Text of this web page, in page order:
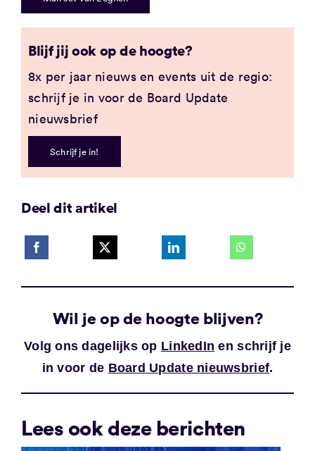
Blijf jij ook op de hoogte?
8x per jaar nieuws en events uit de regio:
schrijf je in voor de Board Update
nieuwsbrief
Schrijf je in!
Deel dit artikel
Wil je op de hoogte blijven?
Volg ons dagelijks op LinkedIn en schrijf je
in voor de Board Update nieuwsbrief.
Lees ook deze berichten